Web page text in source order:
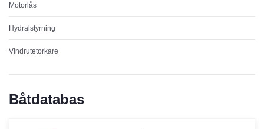
Motorlås
Hydralstyrning
Vindrutetorkare
Båtdatabas